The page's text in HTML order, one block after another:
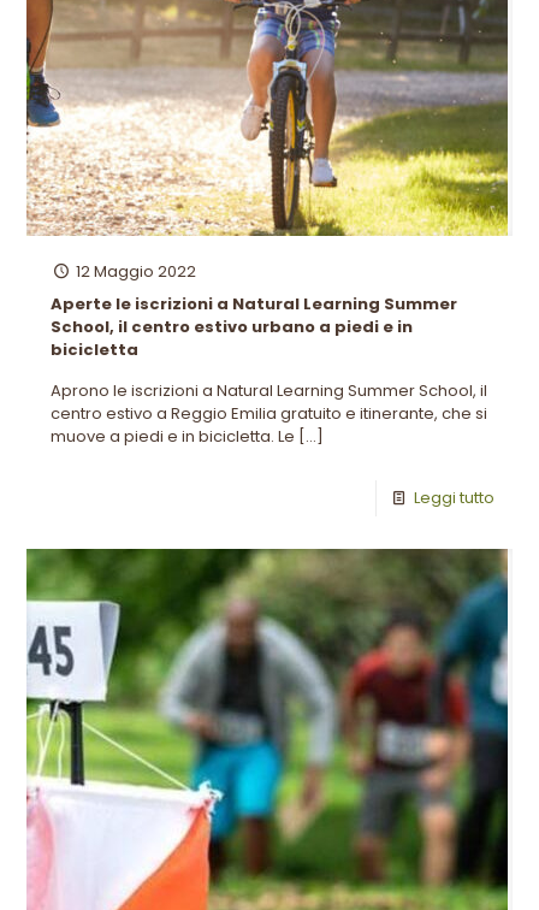
12 Maggio 2022
Aperte le iscrizioni a Natural Learning Summer
School, il centro estivo urbano a piedi e in
bicicletta
Aprono le iscrizioni a Natural Learning Summer School, il
centro estivo a Reggio Emilia gratuito e itinerante, che si
muove a piedi e in bicicletta. Le […]
Leggi tutto